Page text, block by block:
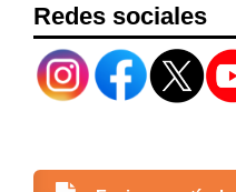
Redes sociales